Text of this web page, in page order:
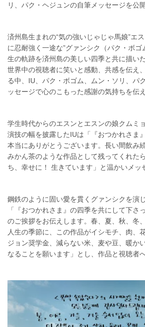
リ、パク・ヘジュンの自筆メッセージを公開
済州島生まれの“気の強いじゃじゃ馬娘”エ
に忍耐強く一途な”グァンシク（パク・ボゴ
生の軌跡を済州島の美しい四季と共に描い
世界中の視聴者に笑いと感動、共感を伝え
る中、IU、パク・ボゴム、ムン・ソリ、パ
ッセージで心のこもった感謝の気持ちを伝え
学生時代からのエスンとエスンの娘クムミ
演技の幅を披露したIUは「『おつかれさま
本当にありがとうございます。長い間飲み
みかん茶のような作品として残ってくれた
ち、幸せに！ 生きています」と温かいメッ
鋼鉄のように固い愛を貫くグァンシクを演
「『おつかれさま』の四季を共にして下さ
のご挨拶をお伝えします。春、夏、秋、冬
人生の季節に、この作品がイシモチ、肉、
ジョン奨学金、減らない米、麦や豆、暖か
なることを願います」とし、作品と視聴者